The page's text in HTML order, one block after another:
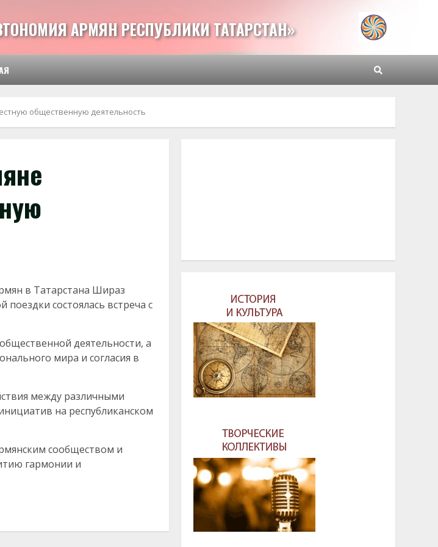
АРМЯН РЕСПУБЛИКИ ТАТАРСТАН»
общественную деятельность
в Татарстана Шираз
состоялась встреча с
деятельности, а
мира и согласия в
между различными
на республиканском
сообществом и
гармонии и